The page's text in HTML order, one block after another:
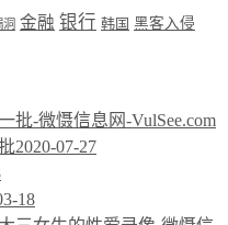
金融 银行 韩国 黑客入侵
2020-07-27
18